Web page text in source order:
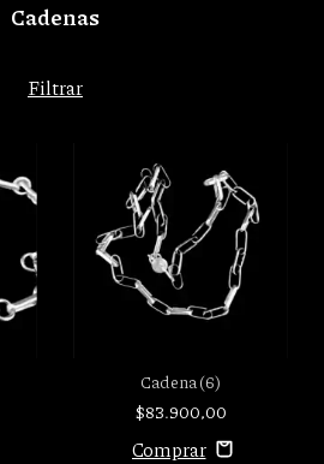
Cadenas
Filtrar
Cadena (6)
$83.900,00